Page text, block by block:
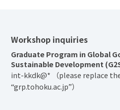
Workshop inquiries
Graduate Program in Global
Sustainable Development
int-kkdk@* （please replace
“grp.tohoku.ac.jp”）